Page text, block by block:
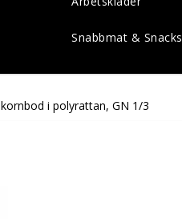
Snabbmat & Snacks
kornbod i polyrattan, GN 1/3